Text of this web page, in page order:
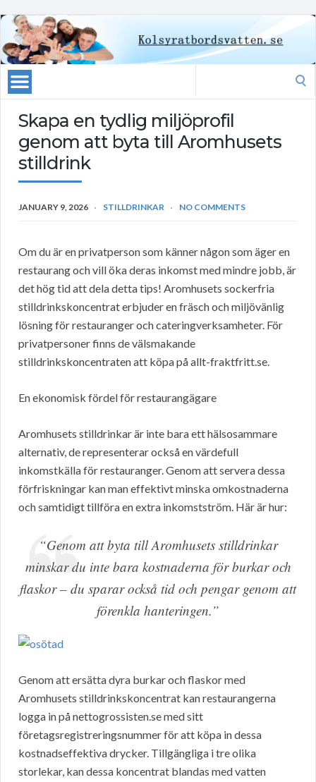
Skapa en tydlig miljöprofil
genom att byta till Aromhusets
stilldrink
JANUARY 9, 2026 STILLDRINKAR NO COMMENTS
Om du är en privatperson som känner någon som äger en
restaurang och vill öka deras inkomst med mindre jobb, är
det hög tid att dela detta tips! Aromhusets sockerfria
stilldrinkskoncentrat erbjuder en fräsch och miljövänlig
lösning för restauranger och cateringverksamheter. För
privatpersoner finns de välsmakande
stilldrinkskoncentraten att köpa på allt-fraktfritt.se.
En ekonomisk fördel för restaurangägare
Aromhusets stilldrinkar är inte bara ett hälsosammare
alternativ, de representerar också en värdefull
inkomstkälla för restauranger. Genom att servera dessa
förfriskningar kan man effektivt minska omkostnaderna
och samtidigt tillföra en extra inkomstström. Här är hur:
“Genom att byta till Aromhusets stilldrinkar
minskar du inte bara kostnaderna för burkar och
flaskor – du sparar också tid och pengar genom att
förenkla hanteringen.”
Genom att ersätta dyra burkar och flaskor med
Aromhusets stilldrinkskoncentrat kan restaurangerna
logga in på nettogrossisten.se med sitt
företagsregistreringsnummer för att köpa in dessa
kostnadseffektiva drycker. Tillgängliga i tre olika
storlekar, kan dessa koncentrat blandas med vatten